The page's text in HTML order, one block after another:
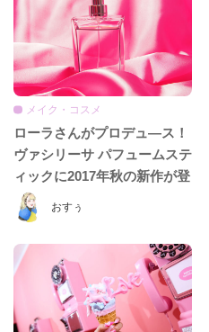
おすぅ
メイク・コスメ
ローラさんがプロデュ―ス！
ヴァシリーサ パフュームステ
ィックに2017年秋の新作が登
場♡